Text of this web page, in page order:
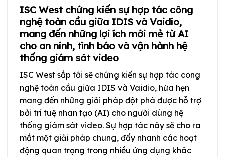
ISC West chứng kiến sự hợp tác công
nghệ toàn cầu giữa IDIS và Vaidio,
mang đến những lợi ích mới mẻ từ AI
cho an ninh, tình báo và vận hành hệ
thống giám sát video
ISC West sắp tới sẽ chứng kiến sự hợp tác công
nghệ toàn cầu giữa IDIS và Vaidio, hứa hẹn
mang đến những giải pháp đột phá được hỗ trợ
bởi trí tuệ nhân tạo (AI) cho người dùng hệ
thống giám sát video. Sự hợp tác này sẽ cho ra
mắt một giải pháp chung, đẩy nhanh các hoạt
động quan trọng trong nhiều ứng dụng khác